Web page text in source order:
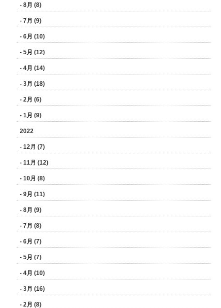
- 8月 (8)
- 7月 (9)
- 6月 (10)
- 5月 (12)
- 4月 (14)
- 3月 (18)
- 2月 (6)
- 1月 (9)
2022
- 12月 (7)
- 11月 (12)
- 10月 (8)
- 9月 (11)
- 8月 (9)
- 7月 (8)
- 6月 (7)
- 5月 (7)
- 4月 (10)
- 3月 (16)
- 2月 (8)